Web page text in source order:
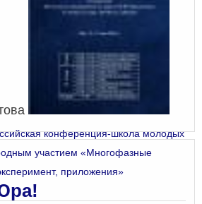
конференция-школа молодых
участием «Многофазные
приложения»